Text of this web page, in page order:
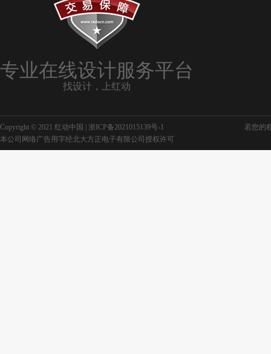
专业在线设计服务平台
找设计，上红动
Copyright © 2021 红动中国 | 浙ICP备2021015139号-1
若您的
本公司网络广告用字经北大方正电子有限公司授权许可